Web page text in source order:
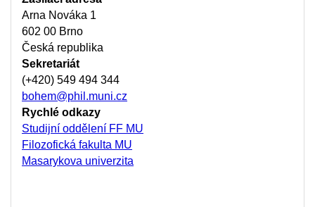
Arna Nováka 1
602 00 Brno
Česká republika
Sekretariát
(+420) 549 494 344
bohem@phil.muni.cz
Rychlé odkazy
Studijní oddělení FF MU
Filozofická fakulta MU
Masarykova univerzita